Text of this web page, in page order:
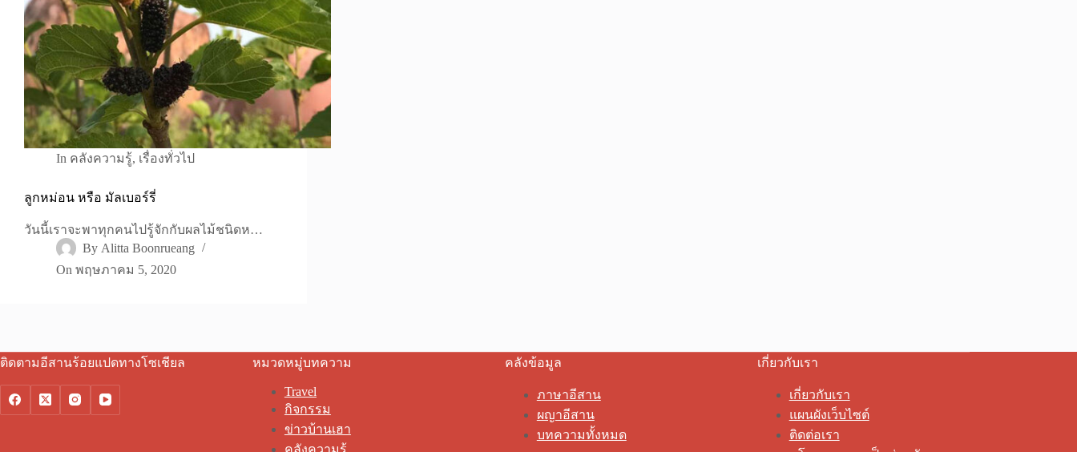
In คลังความรู้, เรื่องทั่วไป
ลูกหม่อน หรือ มัลเบอร์รี่
วันนี้เราจะพาทุกคนไปรู้จักกับผลไม้ชนิดห…
By Alitta Boonrueang
On พฤษภาคม 5, 2020
ติดตามอีสานร้อยแปดทางโซเชียล หมวดหมู่บทความ
Travel
กิจกรรม
ข่าวบ้านเฮา
คลังข้อมูล
ภาษาอีสาน
ผญาอีสาน
บทความทั้งหมด
เกี่ยวกับเรา
เกี่ยวกับเรา
แผนผังเว็บไซต์
ติดต่อเรา